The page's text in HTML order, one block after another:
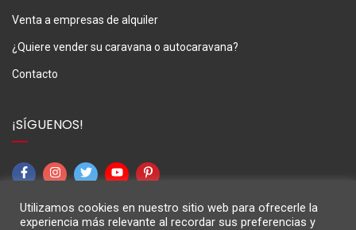
Venta a empresas de alquiler
¿Quiere vender su caravana o autocaravana?
Contacto
¡SÍGUENOS!
Utilizamos cookies en nuestro sitio web para ofrecerle la
experiencia más relevante al recordar sus preferencias y